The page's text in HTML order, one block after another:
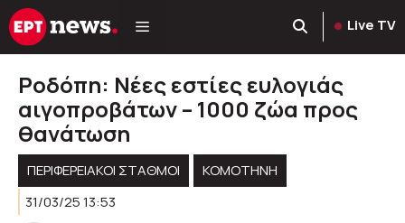
Μετάβαση
σε
Live TV
Ροδόπη: Νέες εστίες ευλογιάς
αιγοπροβάτων – 1000 ζώα προς
θανάτωση
ΠΕΡΙΦΕΡΕΙΑΚΟΊ ΣΤΑΘΜΟΊ
KOMOTHNH
31/03/25 13:53